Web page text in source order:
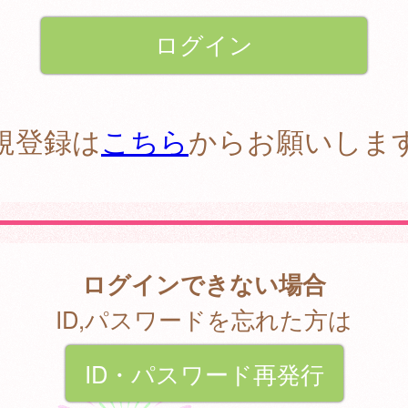
登録はこちらからお願いしま
ログインできない場合
ID,パスワードを忘れた方は
ID・パスワード再発行